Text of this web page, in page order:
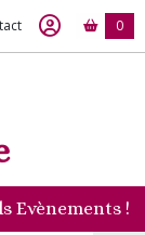
0
Evènements !